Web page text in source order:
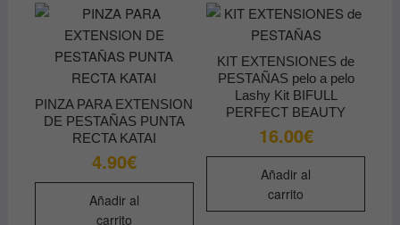
PINZA PARA EXTENSION
DE PESTAÑAS PUNTA
RECTA KATAI
4.90€
Añadir al
carrito
KIT EXTENSIONES de
PESTAÑAS pelo a pelo
Lashy Kit BIFULL
PERFECT BEAUTY
16.00€
Añadir al
carrito